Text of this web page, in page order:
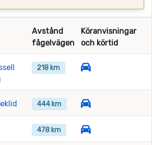
Avstånd
fågelvägen
Köranvisningar
och körtid
218 km
444 km
478 km